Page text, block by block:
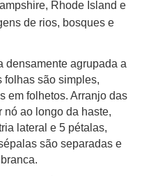
Rhode Island e
de rios, bosques e
densamente agrupada a
folhas são simples,
em folhetos. Arranjo das
nó ao longo da haste,
lateral e 5 pétalas,
são separadas e